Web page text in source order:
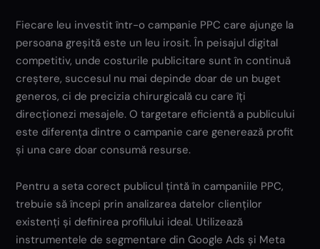
Fiecare leu investit într-o campanie PPC care ajunge la
persoana greșită este un leu irosit. În peisajul digital
competitiv, unde costurile publicitare sunt în continuă
creștere, succesul nu mai depinde doar de un buget
generos, ci de precizia chirurgicală cu care îți
direcționezi mesajele. O targetare eficientă a publicului
este diferența dintre o campanie care generează profit
și una care doar consumă resurse.
Pentru a seta corect publicul țintă în campaniile PPC,
trebuie să începi prin analizarea datelor clienților
existenți și definirea profilului ideal. Utilizează
instrumentele de segmentare din Google Ads și Meta